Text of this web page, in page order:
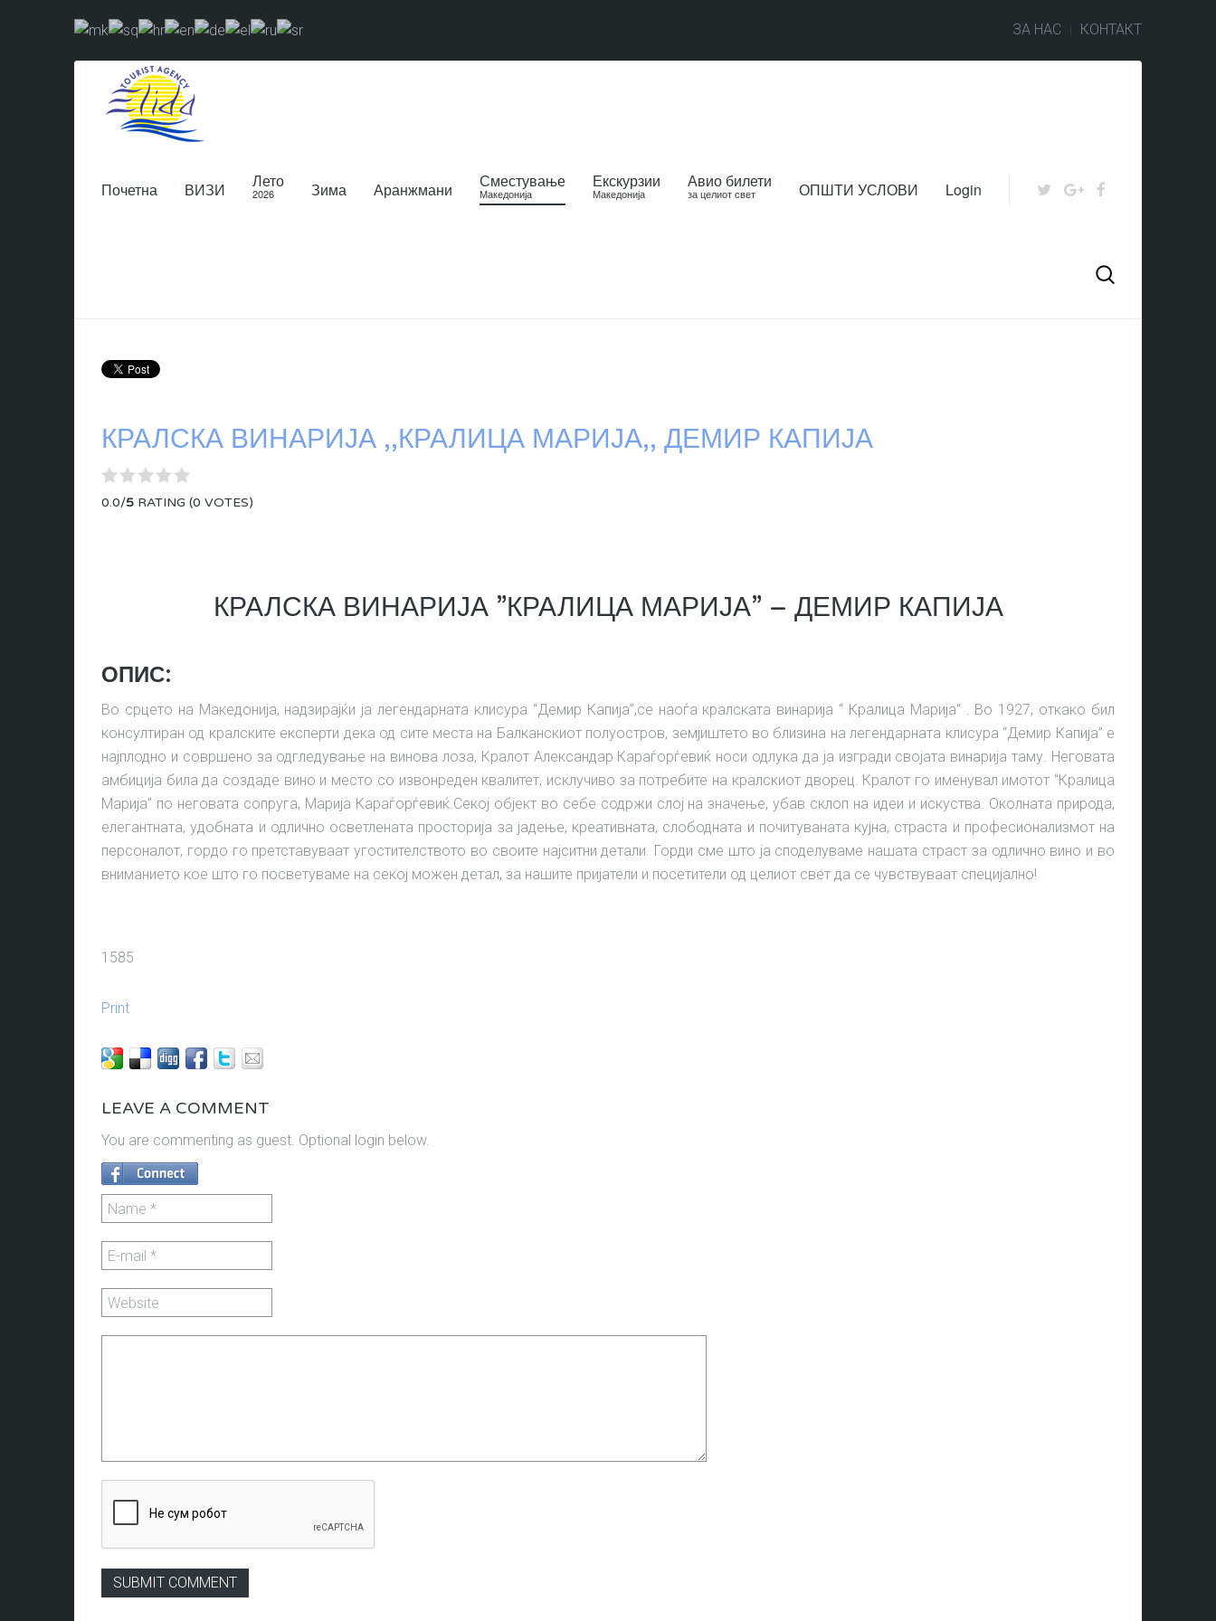
ЗА НАС КОНТАКТ
Почетна ВИЗИ Лето
2026 Зима Аранжмани Сместување
Македонија
Екскурзии
Македонија
Авио билети
за целиот свет ОПШТИ УСЛОВИ Login
КРАЛСКА ВИНАРИЈА ,,КРАЛИЦА МАРИЈА,, ДЕМИР КАПИЈА
0.0/5 RATING (0 VOTES)
КРАЛСКА ВИНАРИЈА ”КРАЛИЦА МАРИЈА” – ДЕМИР КАПИЈА
ОПИС:
Во срцето на Македонија, надзираjќи ја легендарната клисура “Демир Капија”,се наоѓа кралската винарија “ Кралица Марија“ . Во 1927, откако бил
консултиран од кралските експерти дека од сите места на Балканскиот полуостров, земјиштето во близина на легендарната клисура “Демир Капија” е
најплодно и совршено за одгледување на винова лоза, Кралот Александар Караѓорѓевиќ носи одлука да ја изгради својата винарија таму. Неговата
амбиција била да создаде вино и место со извонреден квалитет, исклучиво за потребите на кралскиот дворец. Кралот го именувал имотот “Кралица
Марија” по неговата сопруга, Марија Караѓорѓевиќ.Секој објект во себе содржи слој на значење, убав склоп на идеи и искуства. Околната природа,
елегантната, удобната и одлично осветлената просторија за јадење, креативната, слободната и почитуваната кујна, страста и професионализмот на
персоналот, гордо го претставуваат угостителството во своите најситни детали. Горди сме што ја споделуваме нашата страст за одлично вино и во
вниманието кое што го посветуваме на секој можен детал, за нашите пријатели и посетители од целиот свет да се чувствуваат специјално!
1585
Print
LEAVE A COMMENT
You are commenting as guest. Optional login below.
SUBMIT COMMENT